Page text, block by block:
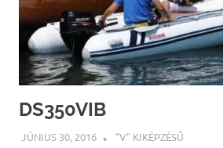
DS350VIB
JÚNIUS 30, 2016 INFOPARTNER
"V" KIKÉPZÉSŰ